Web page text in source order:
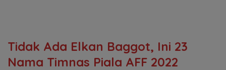
Tidak Ada Elkan Baggot, Ini 23
Nama Timnas Piala AFF 2022